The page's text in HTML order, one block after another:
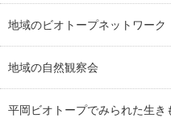
地域のビオトープネットワーク
地域の自然観察会
平岡ビオトープでみられた生き